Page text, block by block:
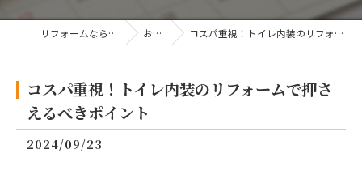
リフォームならリフォーム職人 お知らせ コスパ重視！トイレ内装のリフォームで押さえるべきポイント
コスパ重視！トイレ内装のリフォームで押さ
えるべきポイント
2024/09/23